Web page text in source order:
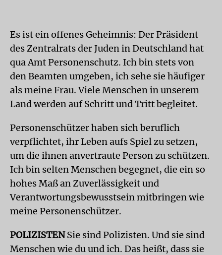
Es ist ein offenes Geheimnis: Der Präsident
des Zentralrats der Juden in Deutschland hat
qua Amt Personenschutz. Ich bin stets von
den Beamten umgeben, ich sehe sie häufiger
als meine Frau. Viele Menschen in unserem
Land werden auf Schritt und Tritt begleitet.
Personenschützer haben sich beruflich
verpflichtet, ihr Leben aufs Spiel zu setzen,
um die ihnen anvertraute Person zu schützen.
Ich bin selten Menschen begegnet, die ein so
hohes Maß an Zuverlässigkeit und
Verantwortungsbewusstsein mitbringen wie
meine Personenschützer.
POLIZISTENSie sind Polizisten. Und sie sind
Menschen wie du und ich. Das heißt, dass sie